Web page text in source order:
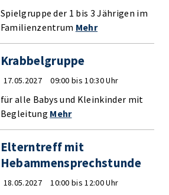
Spielgruppe der 1 bis 3 Jährigen im
Familienzentrum Mehr
Krabbelgruppe
17.05.2027 09:00 bis 10:30 Uhr
für alle Babys und Kleinkinder mit
Begleitung Mehr
Elterntreff mit
Hebammensprechstunde
18.05.2027 10:00 bis 12:00 Uhr